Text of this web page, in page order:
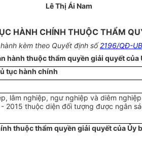
Lê Thị Ái Nam
HÀNH CHÍNH THUỘC THẨM
kèm theo Quyết định số2196/QĐ-
hành thuộc thẩm quyền giải quyết của
tục hành chính
lâm nghiệp, ngư nghiệp và diêm
2015 thuộc diện đối tượng được ngân
thuộc thẩm quyền giải quyết của Ủy